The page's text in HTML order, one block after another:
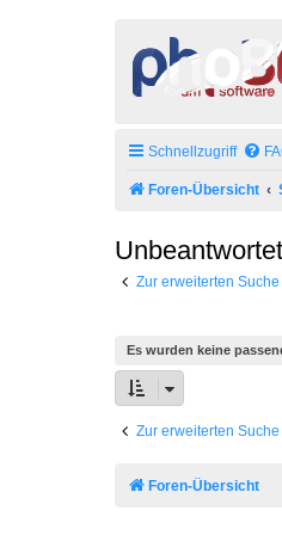
Schnellzugriff
Foren-Übersicht
Zur erweiterten Suche
Es wurden keine
Zur erweiterten Suche
Foren-Übersicht